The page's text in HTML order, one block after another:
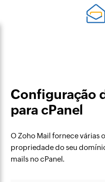
Configuração
para cPanel
O Zoho Mail fornece várias
propriedade do seu
mails no cPanel.